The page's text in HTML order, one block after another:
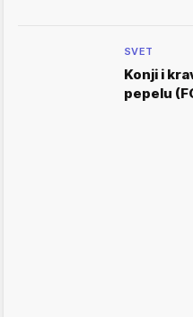
SVET
Konji i
pepelu